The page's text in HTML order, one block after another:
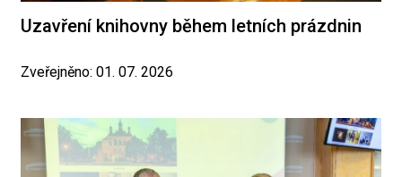
Uzavření knihovny během letních prázdnin
Zveřejněno: 01. 07. 2026